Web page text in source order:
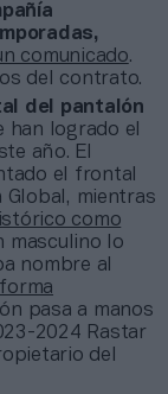
comunicado.
del contrato.
del pantalón
han logrado el
año. El
el frontal
Global, mientras
como
masculino lo
nombre al
pasa a manos
2024 Rastar
del